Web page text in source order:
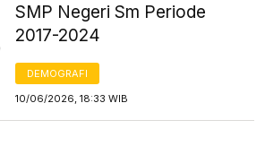
SMP Negeri Sm Periode
2017-2024
DEMOGRAFI
10/06/2026, 18:33 WIB